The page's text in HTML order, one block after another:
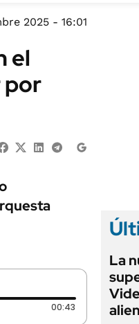
GENERAL
2025 - 16:01
el
por
00:43 Duración: 43
La